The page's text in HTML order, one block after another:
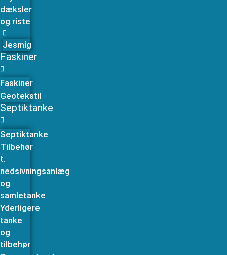
dæksler
og riste
Jesmig
Faskiner
Faskiner
Geotekstil
Septiktanke
Septiktanke
Tilbehør
t.
nedsivningsanlæg
og
samletanke
Yderligere
tanke
og
tilbehør